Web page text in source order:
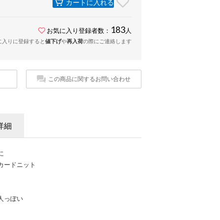
カートに入れる
お気に入り登録者数： 183 人
入りに登録すると値下げや再入荷の際にご連絡します
この商品に関するお問い合わせ
細
ードニット
っぽい